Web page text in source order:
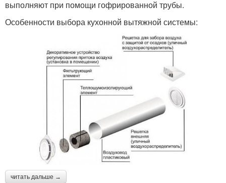
выполняют при помощи гофрированной трубы.
Особенности выбора кухонной вытяжной системы:
читать дальше →